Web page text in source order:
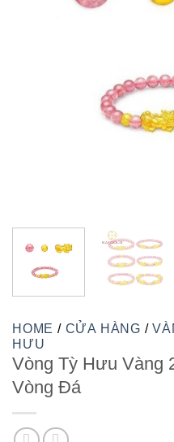
HOME / CỬA HÀNG /
HƯU
Vòng Tỳ Hưu Vàng
Vòng Đá